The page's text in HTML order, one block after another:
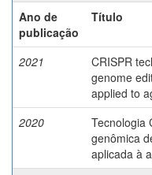
Ano de
publicação
Título
2021
CRISPR
genome
applied to
2020
Tecnologia
genômica
aplicada à